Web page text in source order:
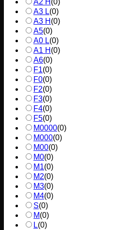
A2 H (0)
A3 L(0)
A3 H (0)
A5(0)
A0 L(0)
A1 H (0)
A6(0)
F1(0)
F0(0)
F2(0)
F3(0)
F4(0)
F5(0)
M0000(0)
M000(0)
M00(0)
M0(0)
M1(0)
M2(0)
M3(0)
M4(0)
S(0)
M(0)
L(0)